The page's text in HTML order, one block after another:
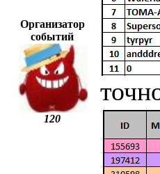
Организатор
событий
120